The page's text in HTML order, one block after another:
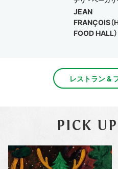
JEAN
FRANÇOIS（
FOOD HALL）
レストラン &
PICK